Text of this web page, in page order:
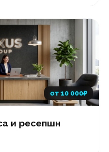
от 10 000₽
и ресепшн